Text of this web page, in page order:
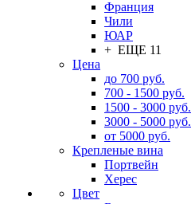
Франция
Чили
ЮАР
+ ЕЩЕ 11
Цена
до 700 руб.
700 - 1500 руб.
1500 - 3000 руб.
3000 - 5000 руб.
от 5000 руб.
Крепленые вина
Портвейн
Херес
Цвет